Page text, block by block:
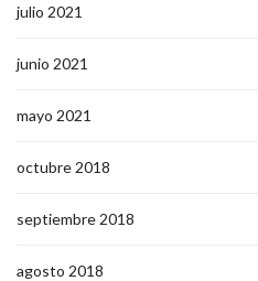
julio 2021
junio 2021
mayo 2021
octubre 2018
septiembre 2018
agosto 2018